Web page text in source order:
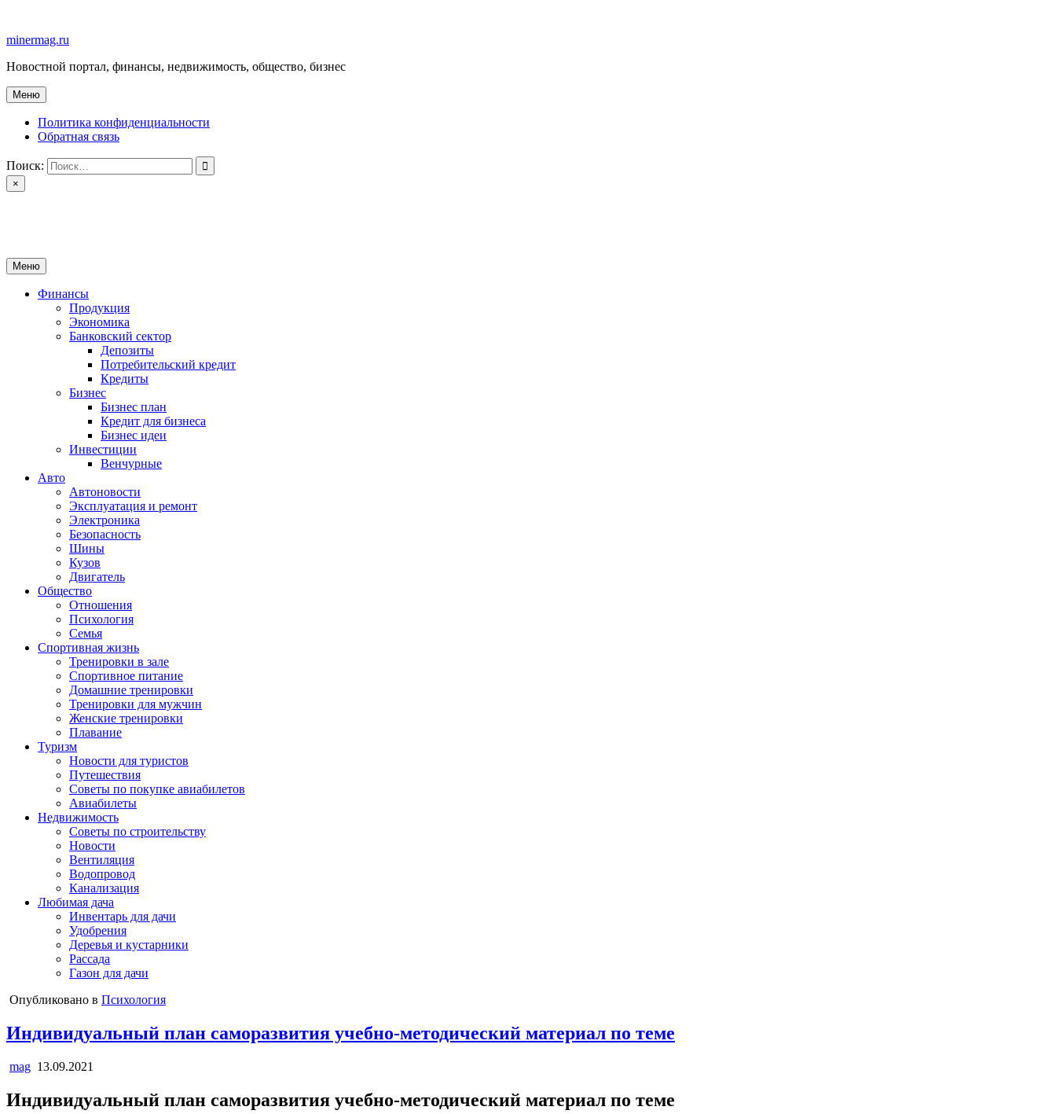
содержимому
minermag.ru
Новостной портал, финансы, недвижимость, общество, бизнес
Меню
Политика конфиденциальности
Обратная связь
Поиск:
×
Меню
Финансы
Продукция
Экономика
Банковский сектор
Депозиты
Потребительский кредит
Кредиты
Бизнес
Бизнес план
Кредит для бизнеса
Бизнес идеи
Инвестиции
Венчурные
Авто
Автоновости
Эксплуатация и ремонт
Электроника
Безопасность
Шины
Кузов
Двигатель
Общество
Отношения
Психология
Семья
Спортивная жизнь
Тренировки в зале
Спортивное питание
Домашние тренировки
Тренировки для мужчин
Женские тренировки
Плавание
Туризм
Новости для туристов
Путешествия
Советы по покупке авиабилетов
Авиабилеты
Недвижимость
Советы по строительству
Новости
Вентиляция
Водопровод
Канализация
Любимая дача
Инвентарь для дачи
Удобрения
Деревья и кустарники
Рассада
Газон для дачи
Опубликовано в Психология
Индивидуальный план саморазвития учебно-методический материал по теме
mag 13.09.2021
Индивидуальный план саморазвития учебно-методический материал по теме